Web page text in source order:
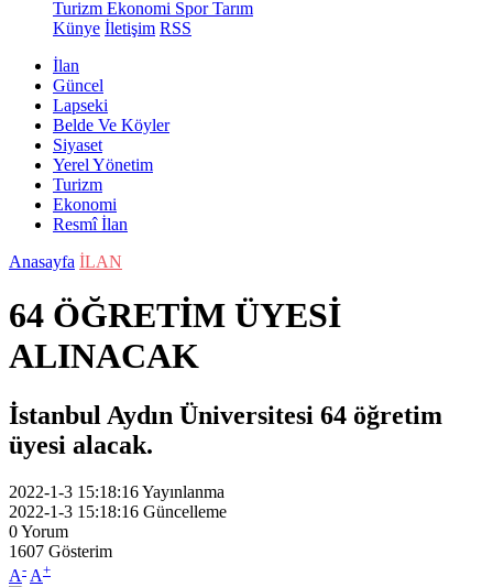
Turizm Ekonomi SporTarım
Künye İletişim RSS
İlan
Güncel
Lapseki
Belde Ve Köyler
Siyaset
Yerel Yönetim
Turizm
Ekonomi
Resmî İlan
Anasayfa İLAN
64 ÖĞRETİM ÜYESİ
ALINACAK
İstanbul Aydın Üniversitesi 64 öğretim
üyesi alacak.
2022-1-3 15:18:16Yayınlanma
2022-1-3 15:18:16 Güncelleme
0Yorum
1607 Gösterim
A- A+